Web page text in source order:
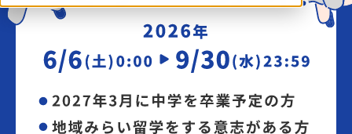
奨学金について
会員登録 MYページログイン